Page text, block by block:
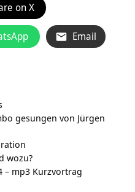
on X
Email
gesungen von Jürgen
wozu?
– mp3 Kurzvortrag